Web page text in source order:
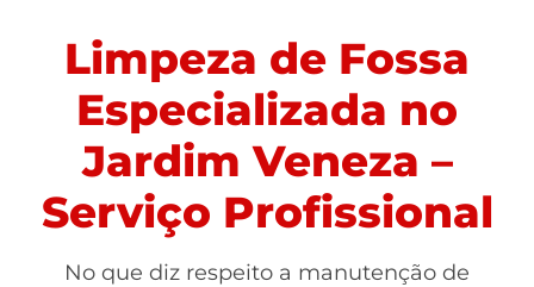
Limpeza de Fossa
Especializada no
Jardim Veneza –
Serviço Profissional
No que diz respeito a manutenção de